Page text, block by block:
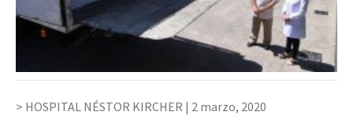
HOSPITAL NÉSTOR KIRCHER | 2 marzo, 2020